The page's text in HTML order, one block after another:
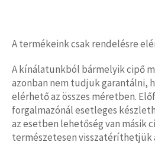
A termékeink csak rendelésre
A kínálatunkból bármelyik cipő
azonban nem tudjuk garantálni,
elérhető az összes méretben.
forgalmazónál esetleges
az esetben lehetőség van másik
természetesen visszatéríthetjük